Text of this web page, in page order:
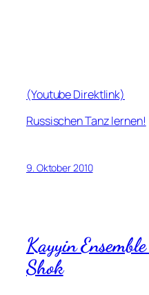
(Youtube Direktlink)
Russischen Tanz lernen!
9. Oktober 2010
Kayyin
Shok